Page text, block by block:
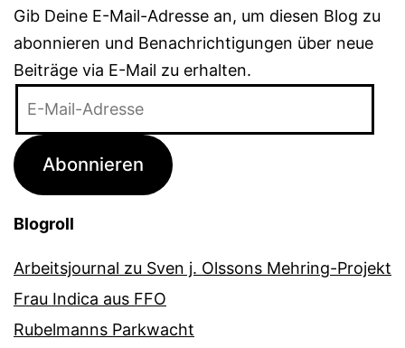
Gib Deine E-Mail-Adresse an, um diesen Blog zu
abonnieren und Benachrichtigungen über neue
Beiträge via E-Mail zu erhalten.
Adresse
Abonnieren
Blogroll
Arbeitsjournal zu Sven j. Olssons Mehring-Projekt
Frau Indica aus FFO
Rubelmanns Parkwacht